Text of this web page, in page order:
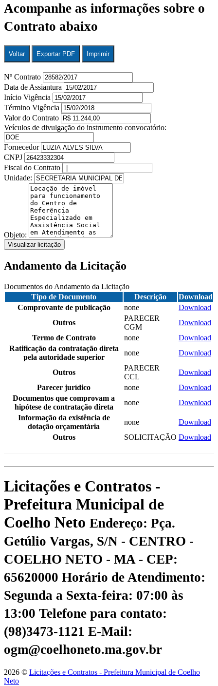
Acompanhe as informações sobre o
Contrato abaixo
Voltar Exportar PDF Imprimir
Nº Contrato
Data de Assiantura
Início Vigência
Término Vigência
Valor do Contrato
Veículos de divulgação do instrumento convocatório:
Fornecedor
CNPJ
Fiscal do Contrato
Unidade:
Objeto:
Visualizar licitação
Andamento da Licitação
Documentos do Andamento da Licitação
Tipo de Documento
Descrição
Download
Comprovante de publicação
none
Download
Outros
PARECER
CGM
Download
Termo de Contrato
none
Download
Ratificação da contratação direta
pela autoridade superior
none Download
Outros
PARECER
CCL
Download
Parecer jurídico
none
Download
Documentos que comprovam a
hipótese de contratação direta
none
Download
Informação da existência de
dotação orçamentária
none
Download
Outros
SOLICITAÇÃO Download
Licitações e Contratos -
Prefeitura Municipal de
Coelho Neto Endereço: Pça.
Getúlio Vargas, S/N - CENTRO -
COELHO NETO - MA - CEP:
65620000 Horário de Atendimento:
Segunda a Sexta-feira: 07:00 às
13:00 Telefone para contato:
(98)3473-1121 E-Mail:
ogm@coelhoneto.ma.gov.br
2026 © Licitações e Contratos - Prefeitura Municipal de Coelho
Neto